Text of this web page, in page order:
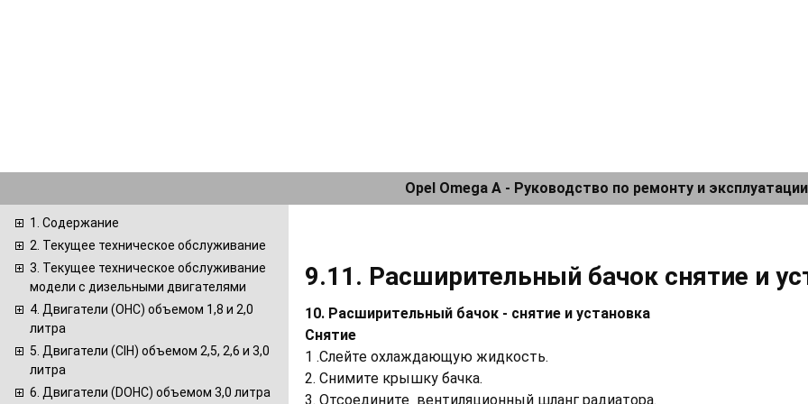
Opel Omega A - Руководство по ремонту и эксплуатации
1. Содержание
2. Текущее техническое обслуживание
3. Текущее техническое обслуживание
модели с дизельными двигателями
4. Двигатели (ОНС) объемом 1,8 и 2,0
литра
5. Двигатели (CIH) объемом 2,5, 2,6 и 3,0
литра
6. Двигатели (DOHC) объемом 3,0 литра
9.11. Расширительный бачок снятие и
10. Расширительный бачок - снятие и установка
Снятие
1 .Слейте охлаждающую жидкость.
2. Снимите крышку бачка.
3. Отсоедините вентиляционный шланг радиатора.